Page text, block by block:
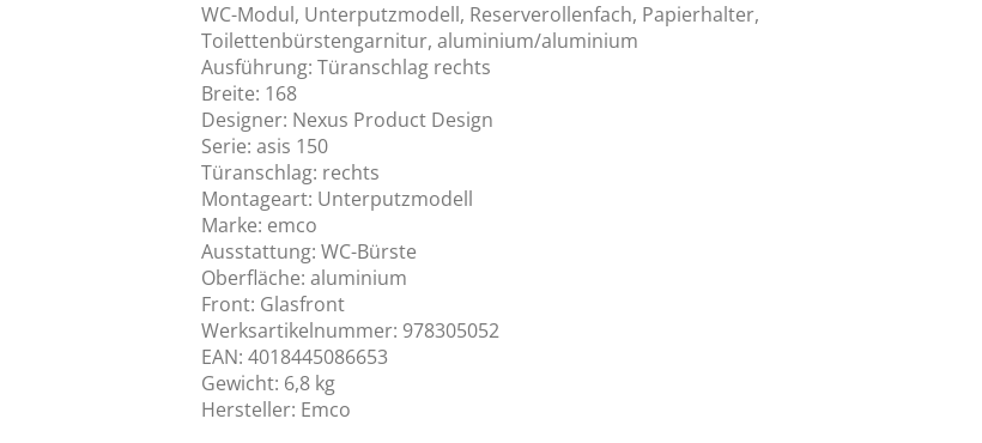
WC-Modul, Unterputzmodell, Reserverollenfach, Papierhalter,
Toilettenbürstengarnitur, aluminium/aluminium
Ausführung: Türanschlag rechts
Breite: 168
Designer: Nexus Product Design
Serie: asis 150
Türanschlag: rechts
Montageart: Unterputzmodell
Marke: emco
Ausstattung: WC-Bürste
Oberfläche: aluminium
Front: Glasfront
Werksartikelnummer: 978305052
EAN: 4018445086653
Gewicht: 6,8 kg
Hersteller: Emco